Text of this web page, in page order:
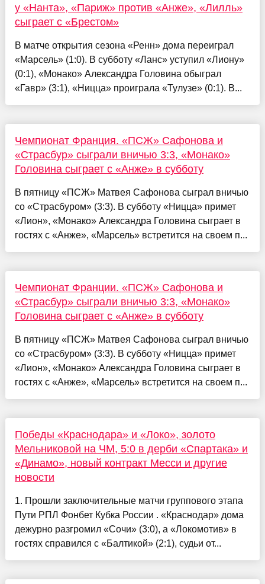
у «Нанта», «Париж» против «Анже», «Лилль»
сыграет с «Брестом»
В матче открытия сезона «Ренн» дома переиграл
«Марсель» (1:0). В субботу «Ланс» уступил «Лиону»
(0:1), «Монако» Александра Головина обыграл
«Гавр» (3:1), «Ницца» проиграла «Тулузе» (0:1). В...
Чемпионат Франция. «ПСЖ» Сафонова и
«Страсбур» сыграли вничью 3:3, «Монако»
Головина сыграет с «Анже» в субботу
В пятницу «ПСЖ» Матвея Сафонова сыграл вничью
со «Страсбуром» (3:3). В субботу «Ницца» примет
«Лион», «Монако» Александра Головина сыграет в
гостях с «Анже», «Марсель» встретится на своем п...
Чемпионат Франции. «ПСЖ» Сафонова и
«Страсбур» сыграли вничью 3:3, «Монако»
Головина сыграет с «Анже» в субботу
В пятницу «ПСЖ» Матвея Сафонова сыграл вничью
со «Страсбуром» (3:3). В субботу «Ницца» примет
«Лион», «Монако» Александра Головина сыграет в
гостях с «Анже», «Марсель» встретится на своем п...
Победы «Краснодара» и «Локо», золото
Мельниковой на ЧМ, 5:0 в дерби «Спартака» и
«Динамо», новый контракт Месси и другие
новости
1. Прошли заключительные матчи группового этапа
Пути РПЛ Фонбет Кубка России . «Краснодар» дома
дежурно разгромил «Сочи» (3:0), а «Локомотив» в
гостях справился с «Балтикой» (2:1), судьи от...